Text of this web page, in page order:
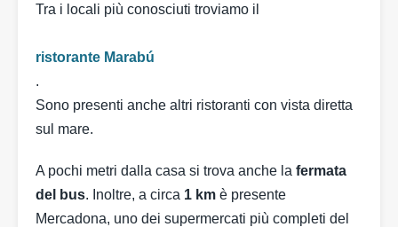
Tra i locali più conosciuti troviamo il
ristorante Marabú
.
Sono presenti anche altri ristoranti con vista diretta
sul mare.
A pochi metri dalla casa si trova anche la fermata
del bus. Inoltre, a circa 1 km è presente
Mercadona, uno dei supermercati più completi del